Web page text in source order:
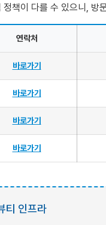
책이 다를 수 있으니,
연락처
바로가기
바로가기
바로가기
바로가기
티 인프라